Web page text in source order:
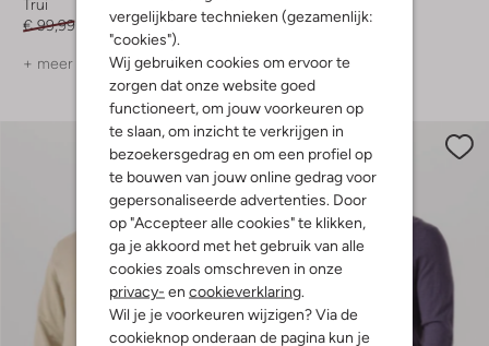
vergelijkbare technieken (gezamenlijk:
"cookies").
Wij gebruiken cookies om ervoor te
zorgen dat onze website goed
functioneert, om jouw voorkeuren op
te slaan, om inzicht te verkrijgen in
bezoekersgedrag en om een profiel op
te bouwen van jouw online gedrag voor
gepersonaliseerde advertenties. Door
op "Accepteer alle cookies" te klikken,
ga je akkoord met het gebruik van alle
cookies zoals omschreven in onze
privacy- en cookieverklaring
Wil je je voorkeuren wijzigen? Via de
cookieknop onderaan de pagina kun je
Trui
€ 99,99
€ 49,99
+ meer kleuren
Trui
€ 109,99 € 54,99
+ meer kleuren